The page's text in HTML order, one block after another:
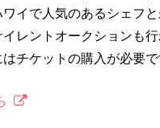
イで人気のあるシェフ
レントオークションも行
チケットの購入が必要で